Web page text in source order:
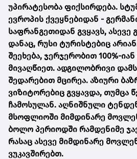
უპირატესობა ფიქსირდება.
ევროპის ქვეყნებიდან -
საფრანგეთიდან გვყავს, ასევე
დანაც, რუსი ტურისტებიც
შეეხება, ჯერჯერობით 100%-
მივაღწიეთ. ადგილობრივი
შედარებით მცირეა. აზიური
ვიზიტორებიც გვყავდა, თუმცა
ჩამოსულან. აღნიშნული
მსოფლიოში მიმდინარე
ბოლო პერიოდში რამდენიმე
რასაც ასევე მიმდინარე
ვუკავშირებთ.